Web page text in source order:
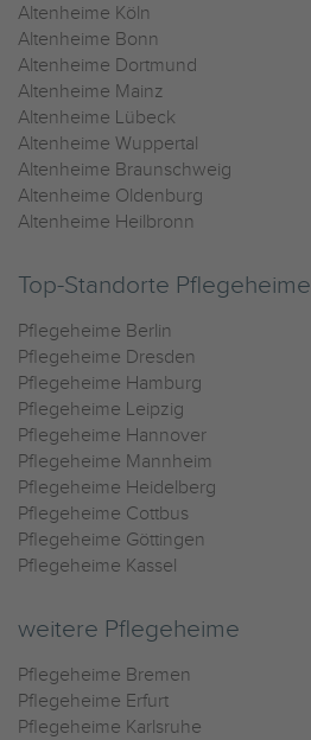
Altenheime Köln
Altenheime Bonn
Altenheime Dortmund
Altenheime Mainz
Altenheime Lübeck
Altenheime Wuppertal
Altenheime Braunschweig
Altenheime Oldenburg
Altenheime Heilbronn
Top-Standorte Pflegeheime
Pflegeheime Berlin
Pflegeheime Dresden
Pflegeheime Hamburg
Pflegeheime Leipzig
Pflegeheime Hannover
Pflegeheime Mannheim
Pflegeheime Heidelberg
Pflegeheime Cottbus
Pflegeheime Göttingen
Pflegeheime Kassel
weitere Pflegeheime
Pflegeheime Bremen
Pflegeheime Erfurt
Pflegeheime Karlsruhe